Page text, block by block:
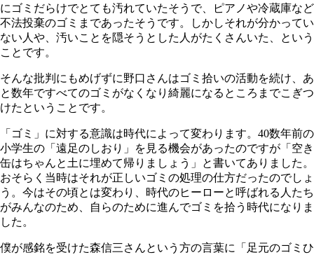
にゴミだらけでとても汚れていたそうで、ピアノや冷蔵庫など
不法投棄のゴミまであったそうです。しかしそれが分かってい
ない人や、汚いことを隠そうとした人がたくさんいた、という
ことです。
そんな批判にもめげずに野口さんはゴミ拾いの活動を続け、あ
と数年ですべてのゴミがなくなり綺麗になるところまでこぎつ
けたということです。
「ゴミ」に対する意識は時代によって変わります。40数年前の
小学生の「遠足のしおり」を見る機会があったのですが「空き
缶はちゃんと土に埋めて帰りましょう」と書いてありました。
おそらく当時はそれが正しいゴミの処理の仕方だったのでしょ
う。今はその頃とは変わり、時代のヒーローと呼ばれる人たち
がみんなのため、自らのために進んでゴミを拾う時代になりま
した。
僕が感銘を受けた森信三さんという方の言葉に「足元のゴミひ